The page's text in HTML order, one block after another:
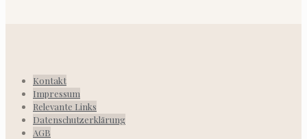
Kontakt
Impressum
Relevante Links
Datenschutzerklärung
AGB